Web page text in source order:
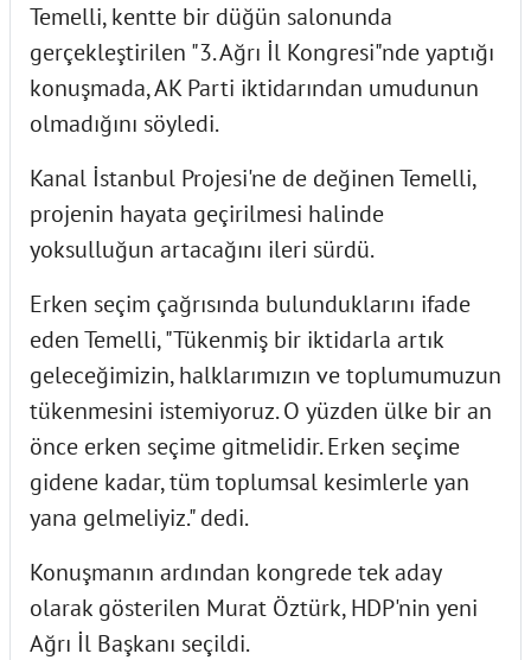
Temelli, kentte bir düğün salonunda
gerçekleştirilen "3. Ağrı İl Kongresi"nde yaptığı
konuşmada, AK Parti iktidarından umudunun
olmadığını söyledi.
Kanal İstanbul Projesi'ne de değinen Temelli,
projenin hayata geçirilmesi halinde
yoksulluğun artacağını ileri sürdü.
Erken seçim çağrısında bulunduklarını ifade
eden Temelli, "Tükenmiş bir iktidarla artık
geleceğimizin, halklarımızın ve toplumumuzun
tükenmesini istemiyoruz. O yüzden ülke bir an
önce erken seçime gitmelidir. Erken seçime
gidene kadar, tüm toplumsal kesimlerle yan
yana gelmeliyiz." dedi.
Konuşmanın ardından kongrede tek aday
olarak gösterilen Murat Öztürk, HDP'nin yeni
Ağrı İl Başkanı seçildi.